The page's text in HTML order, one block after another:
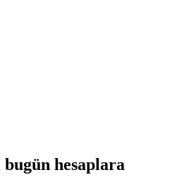
hesaplara